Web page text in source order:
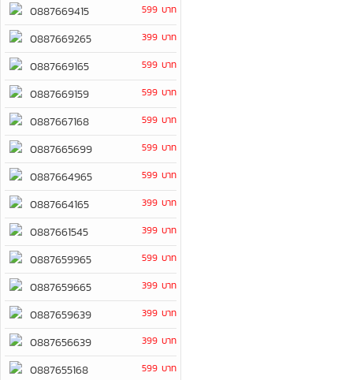
0887669415 599 บาท
0887669265 399 บาท
0887669165 599 บาท
0887669159 599 บาท
0887667168 599 บาท
0887665699 599 บาท
0887664965 599 บาท
0887664165 399 บาท
0887661545 399 บาท
0887659965 599 บาท
0887659665 399 บาท
0887659639 399 บาท
0887656639 399 บาท
0887655168 599 บาท